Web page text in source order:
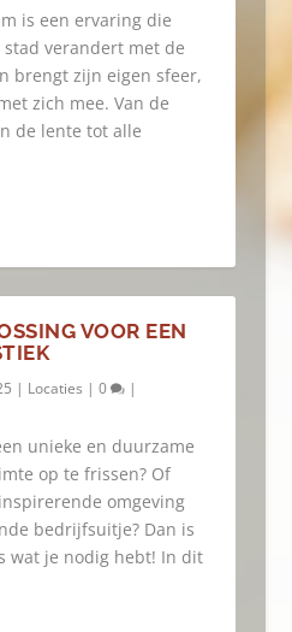
is een ervaring die
verandert met de
brengt zijn eigen sfeer,
zich mee. Van de
de lente tot alle
VOOR EEN
| Locaties | 0 |
unieke en duurzame
op te frissen? Of
omgeving
bedrijfsuitje? Dan is
wat je nodig hebt! In dit